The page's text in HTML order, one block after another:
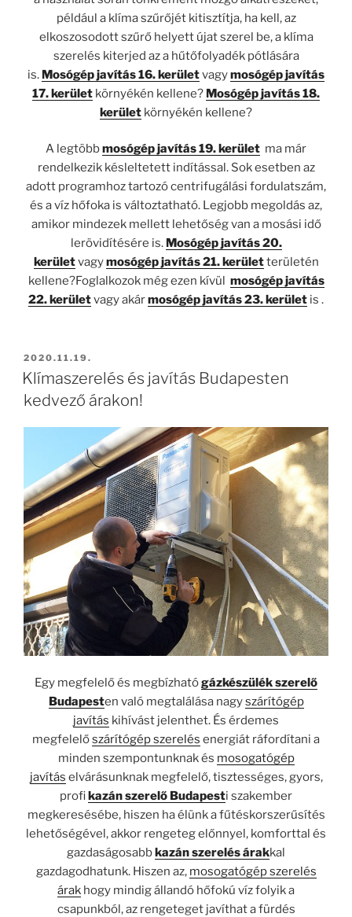
például a klíma szűrőjét kitisztítja, ha kell, az
elkoszosodott szűrő helyett újat szerel be, a klíma
szerelés kiterjed az a hűtőfolyadék pótlására
is. Mosógép javítás 16. kerületvagymosógép javítás
17. kerület környékén kellene? Mosógép javítás 18.
kerület környékén kellene?
A legtöbbmosógép javítás 19. kerület ma már
rendelkezik késleltetett indítással. Sok esetben az
adott programhoz tartozó centrifugálási fordulatszám,
és a víz hőfoka is változtatható. Legjobb megoldás az,
amikor mindezek mellett lehetőség van a mosási idő
lerövidítésére is. Mosógép javítás 20.
kerületvagymosógép javítás 21. kerületterületén
kellene?Foglalkozok még ezen kívül mosógép javítás
22. kerületvagy akármosógép javítás 23. kerület is .
BEKÜLDVE:
2020.11.19.
Klímaszerelés és javítás Budapesten
kedvező árakon!
Egy megfelelő és megbízhatógázkészülék szerelő
Budapesten való megtalálása nagyszárítógép
javítás kihívást jelenthet. És érdemes
megfelelőszárítógép szerelés energiát ráfordítani a
minden szempontunknak és mosogatógép
javítás elvárásunknak megfelelő, tisztességes, gyors,
profikazán szerelő Budapesti szakember
megkeresésébe, hiszen ha élünk a fűtéskorszerűsítés
lehetőségével, akkor rengeteg előnnyel, komforttal és
gazdaságosabbkazán szerelés árakkal
gazdagodhatunk. Hiszen az, mosogatógép szerelés
árak hogy mindig állandó hőfokú víz folyik a
csapunkból, az rengeteget javíthat a fürdés